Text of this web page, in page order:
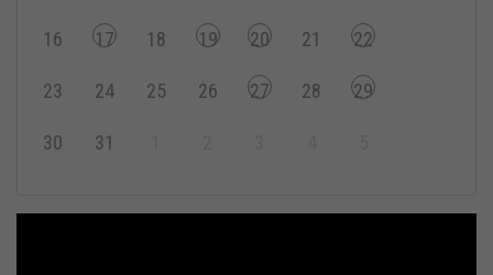
16 17 18 19 20 21 22
23 24 25 26 27 28 29
30 31